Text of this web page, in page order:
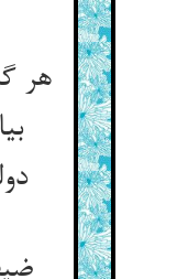
هر
دولتی بر وی بتافت